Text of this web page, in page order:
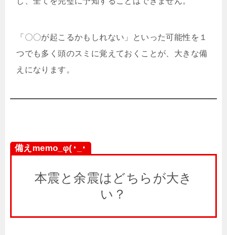
「〇〇が起こるかもしれない」といった可能性を１
つでも多く頭のスミに覚えておくことが、大きな備
えになります。
備えmemo_φ(･_･
本震と余震はどちらが大き
い？